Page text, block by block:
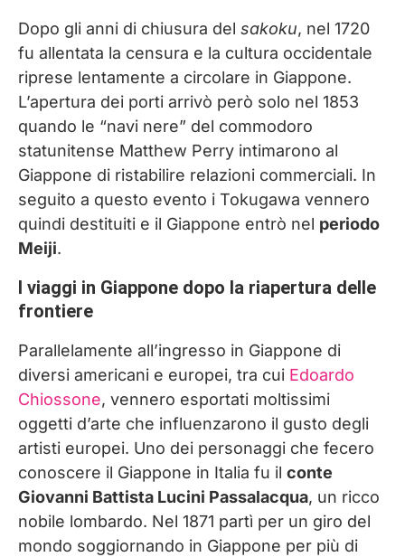
Dopo gli anni di chiusura del sakoku, nel 1720
fu allentata la censura e la cultura occidentale
riprese lentamente a circolare in Giappone.
L’apertura dei porti arrivò però solo nel 1853
quando le “navi nere” del commodoro
statunitense Matthew Perry intimarono al
Giappone di ristabilire relazioni commerciali. In
seguito a questo evento i Tokugawa vennero
quindi destituiti e il Giappone entrò nel periodo
Meiji.
I viaggi in Giappone dopo la riapertura delle
frontiere
Parallelamente all’ingresso in Giappone di
diversi americani e europei, tra cui Edoardo
Chiossone, vennero esportati moltissimi
oggetti d’arte che influenzarono il gusto degli
artisti europei. Uno dei personaggi che fecero
conoscere il Giappone in Italia fu il conte
Giovanni Battista Lucini Passalacqua, un ricco
nobile lombardo. Nel 1871 partì per un giro del
mondo soggiornando in Giappone per più di